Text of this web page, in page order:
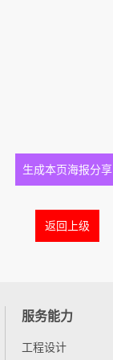
生成本页海报分享
返回上级
服务能力
工程设计